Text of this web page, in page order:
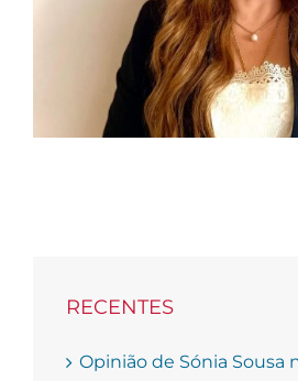
debater
mundo”
RECENTES
Opinião de Sónia Sousa